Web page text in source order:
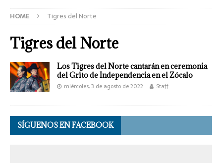
HOME Tigres del Norte
Tigres del Norte
Los Tigres del Norte cantarán en ceremonia
del Grito de Independencia en el Zócalo
miércoles, 3 de agosto de 2022 Staff
SÍGUENOS EN FACEBOOK